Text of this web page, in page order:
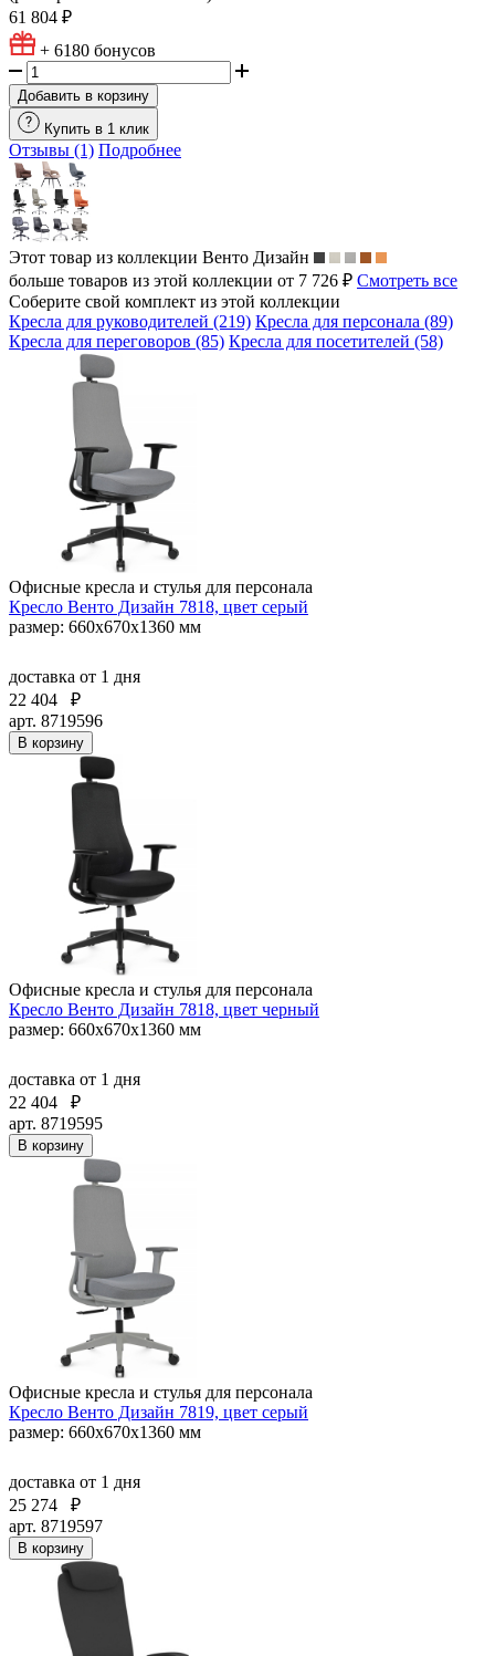
61 804 ₽
+ 6180 бонусов
Добавить в корзину
Купить в 1 клик
Отзывы (1) Подробнее
Этот товар из коллекции Венто Дизайн
больше товаров из этой коллекции от 7 726 ₽ Смотреть все
Соберите свой комплект из этой коллекции
Кресла для руководителей (219) Кресла для персонала (89)
Кресла для переговоров (85) Кресла для посетителей (58)
Офисные кресла и стулья для персонала
Кресло Венто Дизайн 7818, цвет серый
размер: 660х670х1360 мм
доставка от 1 дня
22 404
₽
арт. 8719596
В корзину
Офисные кресла и стулья для персонала
Кресло Венто Дизайн 7818, цвет черный
размер: 660х670х1360 мм
доставка от 1 дня
22 404
₽
арт. 8719595
В корзину
Офисные кресла и стулья для персонала
Кресло Венто Дизайн 7819, цвет серый
размер: 660х670х1360 мм
доставка от 1 дня
25 274
₽
арт. 8719597
В корзину